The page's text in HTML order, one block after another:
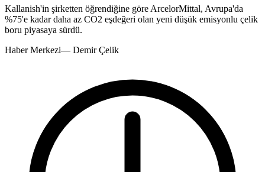
Kallanish'in şirketten öğrendiğine göre ArcelorMittal, Avrupa'da
%75'e kadar daha az CO2 eşdeğeri olan yeni düşük emisyonlu çelik
boru piyasaya sürdü.
Haber Merkezi— Demir Çelik